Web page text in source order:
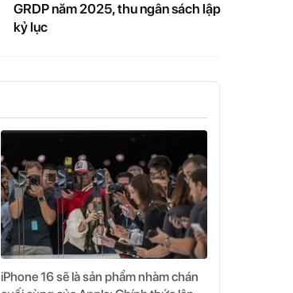
GRDP năm 2025, thu ngân sách lập
kỷ lục
iPhone 16 sẽ là sản phẩm nhàm chán